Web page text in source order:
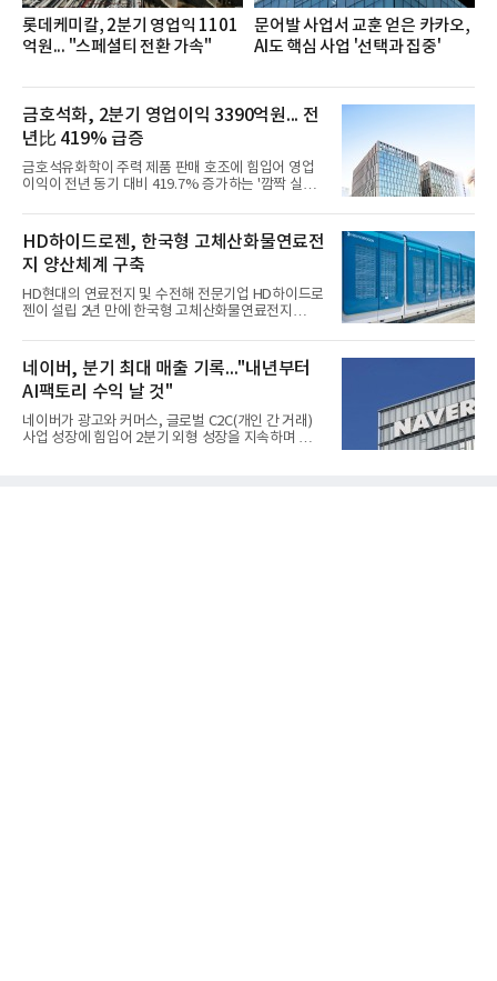
롯데케미칼, 2분기 영업익 1101
억원... "스페셜티 전환 가속"
문어발 사업서 교훈 얻은 카카오,
AI도 핵심 사업 '선택과 집중'
금호석화, 2분기 영업이익 3390억원... 전
년比 419% 급증
금호석유화학이 주력 제품 판매 호조에 힘입어 영업
이익이 전년 동기 대비 419.7% 증가하는 '깜짝 실
업이익이 3390억원으로 지난해 동기보다 419.7% 증
가한 것으로 잠정 집계됐다고 7일 공시했다.매출은 2
조2682억원으로 지난해 동기 대비 27.9% 증가했다.
순이익은 3004억원으로 420.4% 늘었다.이번 호실적
은 주력 제품인 NB라텍스와 합성수지 판매 호조가 견
인한 것으로 풀이된다. 미국의 중국산 의료용 고무장
갑 관세 인상 이후 동남아 장갑업체의 가동률이 높아
성이 개선됐다.금호석유
HD하이드로젠, 한국형 고체산화물연료전
지 양산체계 구축
HD현대의 연료전지 및 수전해 전문기업 HD하이드로
젠이 설립 2년 만에 한국형 고체산화물연료전지
본격적인 시장 공략에 나선다.HD하이드로젠은 최근
한국전기안전공사(KESCO)로부터 SOFC 발전설비
‘HD250’과 ‘HD300’, 제조시설에 대한 사용전검사를
완료하고 제품 양산체계 구축했다고 밝혔다.HD250
과 HD300은 각각 249kW급과 285kW급의 중소형 발
전용 SOFC 제품이다. 이번 검사를 통해 HD하이드로
젠은 제품과 제조시설의 전기설비 안전성과 적합성을
네이버, 분기 최대 매출 기록..."내년부터
AI팩토리 수익 날 것"
네이버가 광고와 커머스, 글로벌 C2C(개인 간 거래)
사업 성장에 힘입어 2분기 외형 성장을 지속하며 역대